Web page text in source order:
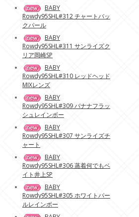
BABY
Rowdy95SHL#312 チャートバッ
クパール
BABY
Rowdy95SHL#311 サンライズク
リア岡崎SP
BABY
Rowdy95SHL#310 レッドヘッド
MIXレンズ
BABY
Rowdy95SHL#309 バナナフラッ
シュレインボー
BABY
Rowdy95SHL#307 サンライズチ
ャート
BABY
Rowdy95SHL#306 蒸着何でもベ
イト井上SP
BABY
Rowdy95SHL#305 ホワイトパー
ルレインボー